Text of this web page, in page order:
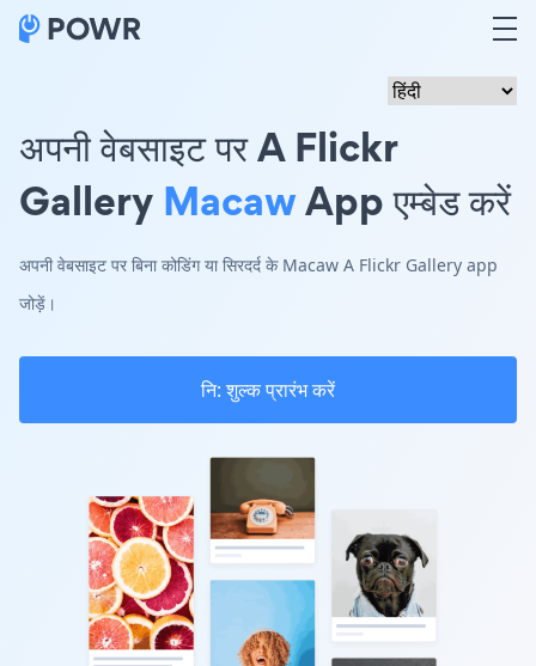
अपनी वेबसाइट पर A Flickr
Gallery MacawApp एम्बेड करें
अपनी वेबसाइट पर बिना कोडिंग या सिरदर्द के Macaw A Flickr Gallery app
जोड़ें।
नि: शुल्क प्रारंभ करें